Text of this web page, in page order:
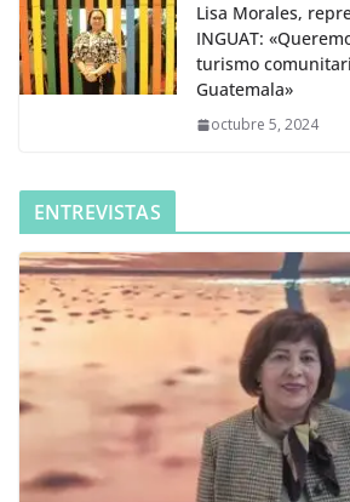
Lisa Morales,
INGUAT:
turismo
Guatemala»
octubre 5, 2024
ENTREVISTAS